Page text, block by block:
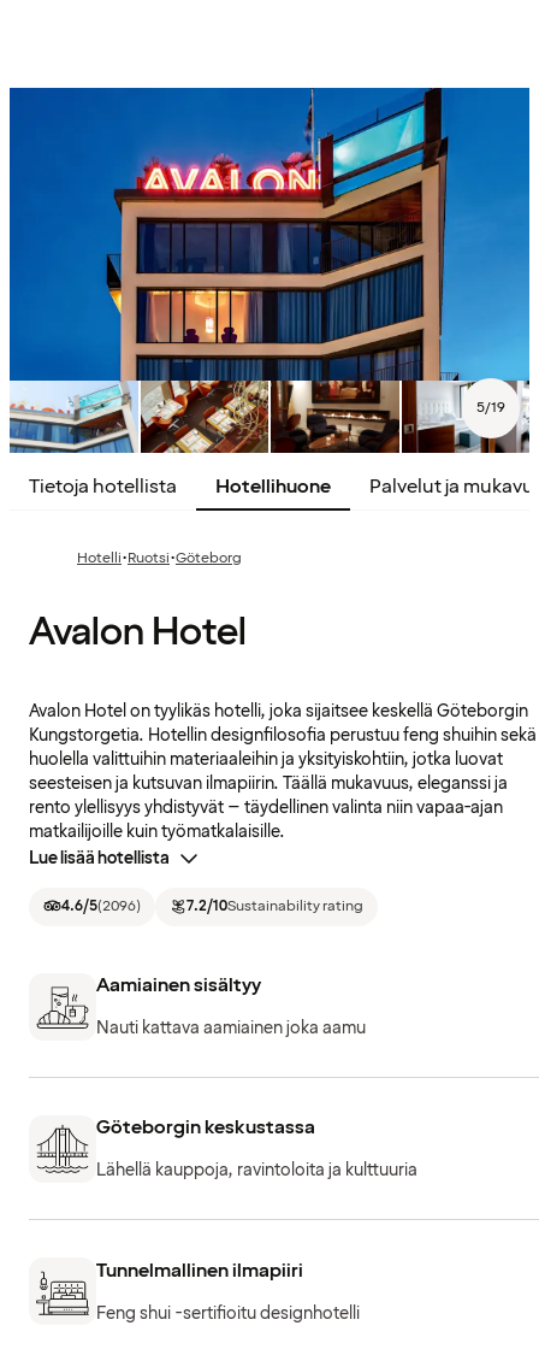
5/19
Tietoja hotellista Hotellihuone Palvelut ja
Hotelli·Ruotsi·Göteborg
Avalon Hotel
Avalon Hotel on tyylikäs hotelli, joka sijaitsee keskellä Göteborgin
Kungstorgetia. Hotellin designfilosofia perustuu feng shuihin sekä
huolella valittuihin materiaaleihin ja yksityiskohtiin, jotka luovat
seesteisen ja kutsuvan ilmapiirin. Täällä mukavuus, eleganssi ja
rento ylellisyys yhdistyvät – täydellinen valinta niin vapaa-ajan
matkailijoille kuin työmatkalaisille.
Lue lisää hotellista
4.6/5(2096) 7.2/10Sustainability rating
Aamiainen sisältyy
Nauti kattava aamiainen joka aamu
Göteborgin keskustassa
Lähellä kauppoja, ravintoloita ja kulttuuria
Tunnelmallinen ilmapiiri
Feng shui -sertifioitu designhotelli